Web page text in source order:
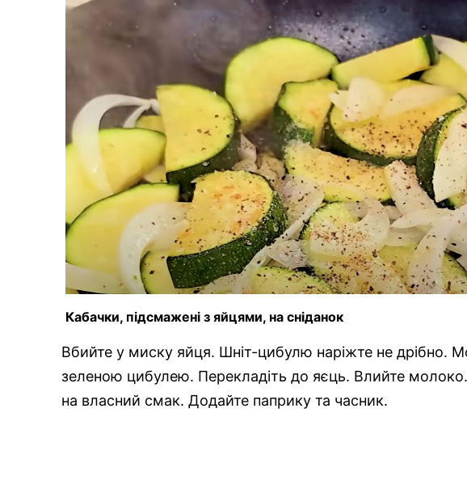
Кабачки, підсмажені з яйцями, на сніданок
Вбийте у миску яйця. Шніт-цибулю наріжте не дрібно.
зеленою цибулею. Перекладіть до яєць. Влийте молоко.
на власний смак. Додайте паприку та часник.